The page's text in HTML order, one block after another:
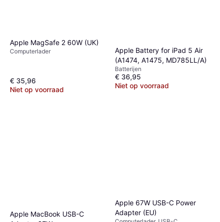
Apple MagSafe 2 60W (UK)
Computerlader
€ 35,96
Niet op voorraad
Apple Battery for iPad 5 Air
(A1474, A1475, MD785LL/A)
Batterijen
€ 36,95
Niet op voorraad
Apple MacBook USB-C
Apple 67W USB-C Power
Adapter (EU)